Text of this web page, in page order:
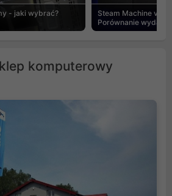
- jaki wybrać?
Steam Machine vs
Porównanie
komputerowy